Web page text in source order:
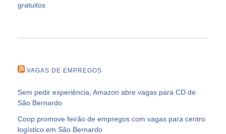
gratuitos
VAGAS DE EMPREGOS
Sem pedir experiência, Amazon abre vagas para CD de
São Bernardo
Coop promove feirão de empregos com vagas para centro
logístico em São Bernardo